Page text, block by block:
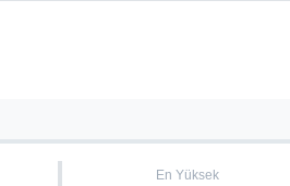
En Yüksek